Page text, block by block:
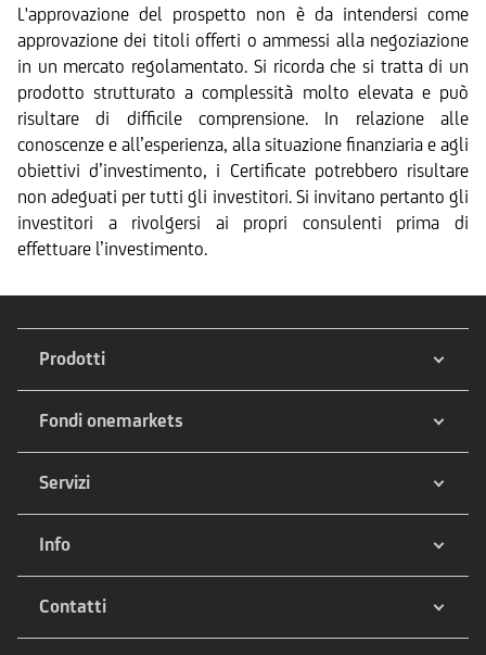
L'approvazione del prospetto non è da intendersi come
approvazione dei titoli offerti o ammessi alla negoziazione
in un mercato regolamentato. Si ricorda che si tratta di un
prodotto strutturato a complessità molto elevata e può
risultare di difficile comprensione. In relazione alle
conoscenze e all’esperienza, alla situazione finanziaria e agli
obiettivi d’investimento, i Certificate potrebbero risultare
non adeguati per tutti gli investitori. Si invitano pertanto gli
investitori a rivolgersi ai propri consulenti prima di
effettuare l’investimento.
Prodotti
Fondi onemarkets
Servizi
Info
Contatti